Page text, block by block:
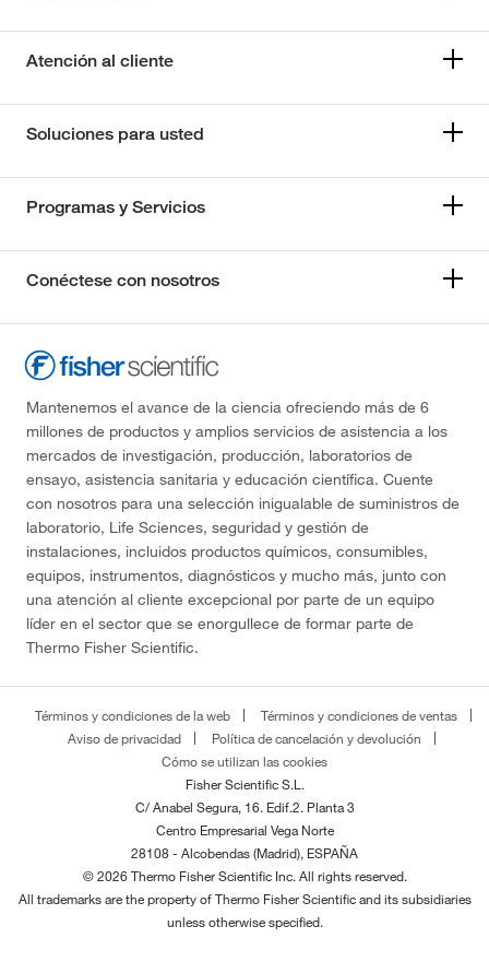
Atención al cliente
Soluciones para usted
Programas y Servicios
Conéctese con nosotros
Mantenemos el avance de la ciencia ofreciendo más de 6
millones de productos y amplios servicios de asistencia a los
mercados de investigación, producción, laboratorios de
ensayo, asistencia sanitaria y educación científica. Cuente
con nosotros para una selección inigualable de suministros de
laboratorio, Life Sciences, seguridad y gestión de
instalaciones, incluidos productos químicos, consumibles,
equipos, instrumentos, diagnósticos y mucho más, junto con
una atención al cliente excepcional por parte de un equipo
líder en el sector que se enorgullece de formar parte de
Thermo Fisher Scientific.
Términos y condiciones de la web
Términos y condiciones de ventas
Aviso de privacidad
Política de cancelación y devolución
Cómo se utilizan las cookies
Fisher Scientific S.L.
C/ Anabel Segura, 16. Edif.2. Planta 3
Centro Empresarial Vega Norte
28108 - Alcobendas (Madrid), ESPAÑA
© 2026 Thermo Fisher Scientific Inc. All rights reserved.
All trademarks are the property of Thermo Fisher Scientific and its subsidiaries
unless otherwise specified.